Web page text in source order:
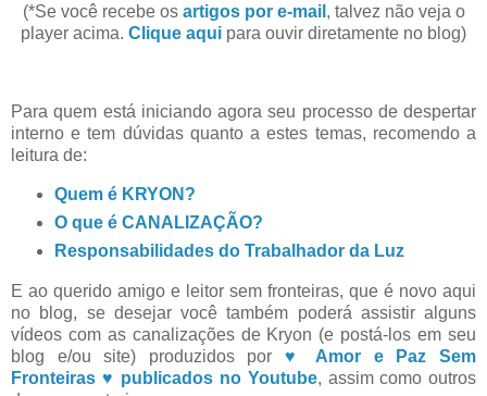
(*Se você recebe os artigos por e-mail , talvez não veja o
player acima. Clique aqui para ouvir diretamente no blog)
Para quem está iniciando agora seu processo de despertar
interno e tem dúvidas quanto a estes temas, recomendo a
leitura de:
Quem é KRYON?
O que é CANALIZAÇÃO?
Responsabilidades do Trabalhador da Luz
E ao querido amigo e leitor sem fronteiras, que é novo aqui
no blog, se desejar você também poderá assistir alguns
vídeos com as canalizações de Kryon (e postá-los em seu
blog e/ou site) produzidos por ♥ Amor e Paz Sem
Fronteiras ♥ publicados no Youtube, assim como outros